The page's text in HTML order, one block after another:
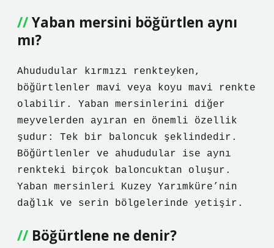
Yaban mersini böğürtlen aynı
mı?
Ahududular kırmızı renkteyken,
böğürtlenler mavi veya koyu mavi renkte
olabilir. Yaban mersinlerini diğer
meyvelerden ayıran en önemli özellik
şudur: Tek bir baloncuk şeklindedir.
Böğürtlenler ve ahududular ise aynı
renkteki birçok baloncuktan oluşur.
Yaban mersinleri Kuzey Yarımküre’nin
dağlık ve serin bölgelerinde yetişir.
Böğürtlene ne denir?